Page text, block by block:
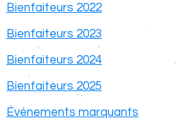
Bienfaiteurs 2022
Bienfaiteurs 2023
Bienfaiteurs 2024
Bienfaiteurs 2025
Événements marquants